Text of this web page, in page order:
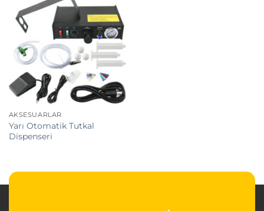
AKSESUARLAR
Yarı Otomatik Tutkal
Dispenseri